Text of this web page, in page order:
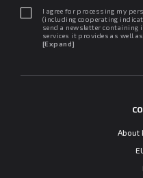
I agree for processing my
(including cooperating
send a newsletter containing
services it provides as well
may withdraw my consent at
[Expand]
About